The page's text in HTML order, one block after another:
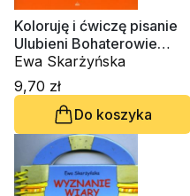
Koloruję i ćwiczę pisanie
Ulubieni Bohaterowie
Biblijni Malucha
Ewa Skarżyńska
9,70 zł
Do koszyka